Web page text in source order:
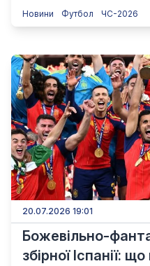
Новини Футбол ЧС-2026
20.07.2026 19:01
Божевільно-
збірної Іспанії: